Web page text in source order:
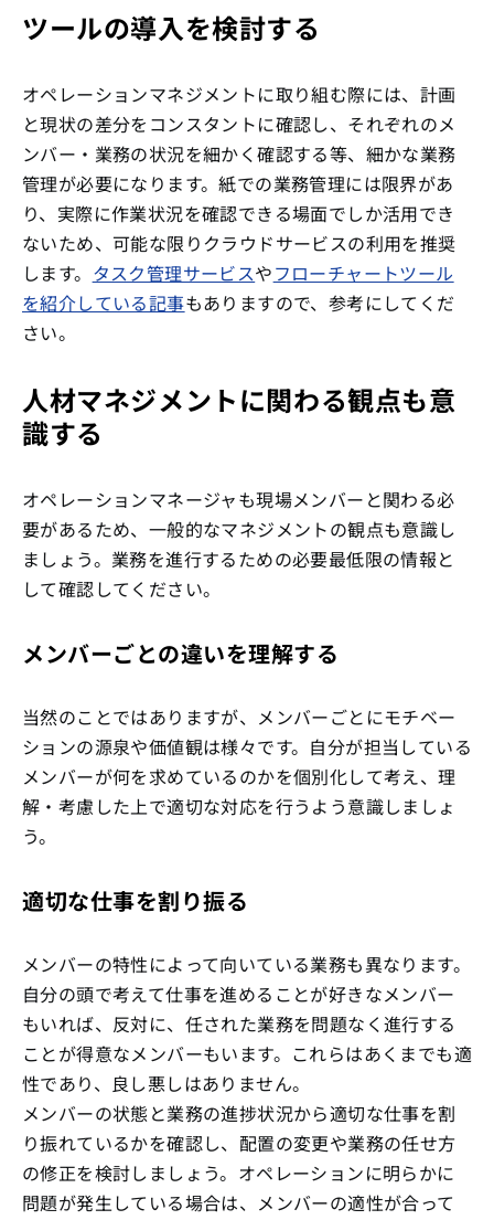
ツールの導入を検討する
オペレーションマネジメントに取り組む際には、計画
と現状の差分をコンスタントに確認し、それぞれのメ
ンバー・業務の状況を細かく確認する等、細かな業務
管理が必要になります。紙での業務管理には限界があ
り、実際に作業状況を確認できる場面でしか活用でき
ないため、可能な限りクラウドサービスの利用を推奨
します。 タスク管理サービスやフローチャートツール
を紹介している記事もありますので、参考にしてくだ
さい。
人材マネジメントに関わる観点も意
識する
オペレーションマネージャも現場メンバーと関わる必
要があるため、一般的なマネジメントの観点も意識し
ましょう。業務を進行するための必要最低限の情報と
して確認してください。
メンバーごとの違いを理解する
当然のことではありますが、メンバーごとにモチベー
ションの源泉や価値観は様々です。自分が担当している
メンバーが何を求めているのかを個別化して考え、理
解・考慮した上で適切な対応を行うよう意識しましょ
う。
適切な仕事を割り振る
メンバーの特性によって向いている業務も異なります。
自分の頭で考えて仕事を進めることが好きなメンバー
もいれば、反対に、任された業務を問題なく進行する
ことが得意なメンバーもいます。これらはあくまでも適
性であり、良し悪しはありません。
メンバーの状態と業務の進捗状況から適切な仕事を割
り振れているかを確認し、配置の変更や業務の任せ方
の修正を検討しましょう。オペレーションに明らかに
問題が発生している場合は、メンバーの適性が合って